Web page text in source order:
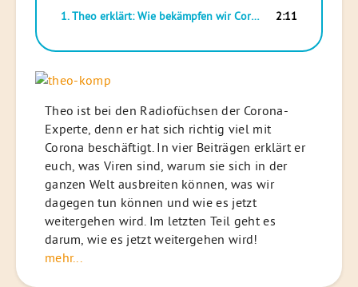
1. Theo erklärt: Wie bekämpfen wir Corona gemeinsam? 2:11
Theo ist bei den Radiofüchsen der Corona-
Experte, denn er hat sich richtig viel mit
Corona beschäftigt. In vier Beiträgen erklärt er
euch, was Viren sind, warum sie sich in der
ganzen Welt ausbreiten können, was wir
dagegen tun können und wie es jetzt
weitergehen wird. Im letzten Teil geht es
darum, wie es jetzt weitergehen wird!
mehr...